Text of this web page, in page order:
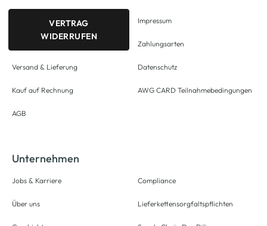
VERTRAG
WIDERRUFEN
Versand & Lieferung
Kauf auf Rechnung
AGB
Impressum
Zahlungsarten
Datenschutz
AWG CARD Teilnahmebedingungen
Unternehmen
Jobs & Karriere
Über uns
Compliance
Lieferkettensorgfaltspflichten